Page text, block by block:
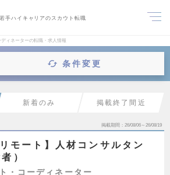
若手ハイキャリアのスカウト転職
ィネーターの転職・求人情報
条件変更
新着のみ 掲載終了間近
掲載期間 26/08/06～26/08/19
リモート】人材コンサルタン
）
・コーディネーター